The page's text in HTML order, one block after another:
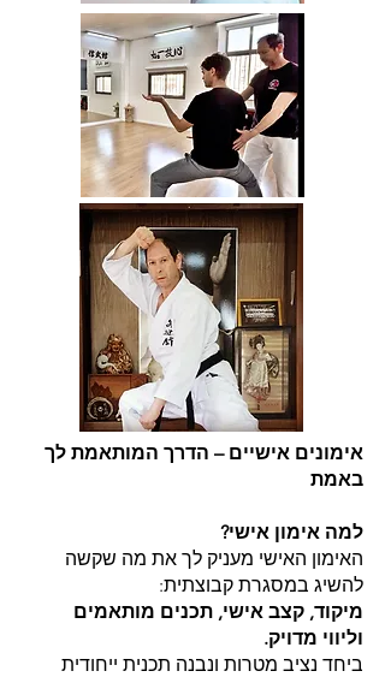
אימונים אישיים – הדרך המותאמת לך
באמת
למה אימון אישי?
האימון האישי מעניק לך את מה שקשה
להשיג במסגרת קבוצתית:
מיקוד, קצב אישי, תכנים מותאמים
וליווי מדויק.
ביחד נציב מטרות ונבנה תכנית ייחודית